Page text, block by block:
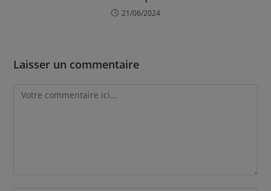
21/06/2024
Laisser un commentaire